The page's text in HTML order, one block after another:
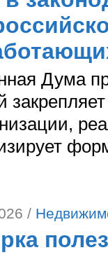
Дума
/